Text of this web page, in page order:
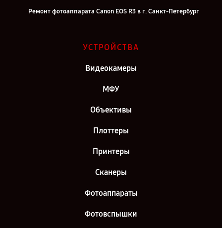
Ремонт фотоаппарата Canon EOS R3 в г. Санкт-Петербург
УСТРОЙСТВА
Видеокамеры
МФУ
Объективы
Плоттеры
Принтеры
Сканеры
Фотоаппараты
Фотовспышки